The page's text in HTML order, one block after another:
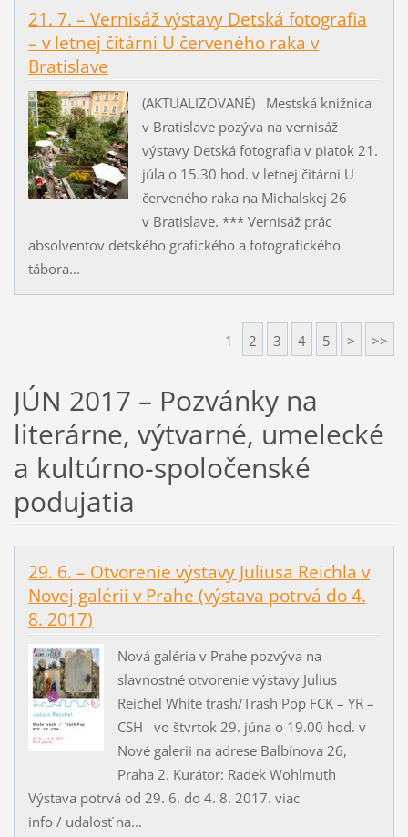
21. 7. – Vernisáž výstavy Detská fotografia
– v letnej čitárni U červeného raka v
Bratislave
(AKTUALIZOVANÉ) Mestská knižnica
v Bratislave pozýva na vernisáž
výstavy Detská fotografia v piatok 21.
júla o 15.30 hod. v letnej čitárni U
červeného raka na Michalskej 26
v Bratislave. *** Vernisáž prác
absolventov detského grafického a fotografického
tábora...
1 2 3 4 5 > >>
JÚN 2017 – Pozvánky na
literárne, výtvarné, umelecké
a kultúrno-spoločenské
podujatia
29. 6. – Otvorenie výstavy Juliusa Reichla v
Novej galérii v Prahe (výstava potrvá do 4.
8. 2017)
Nová galéria v Prahe pozvýva na
slavnostné otvorenie výstavy Julius
Reichel White trash/Trash Pop FCK – YR –
CSH vo štvrtok 29. júna o 19.00 hod. v
Nové galerii na adrese Balbínova 26,
Praha 2. Kurátor: Radek Wohlmuth
Výstava potrvá od 29. 6. do 4. 8. 2017. viac
info / udalosť na...